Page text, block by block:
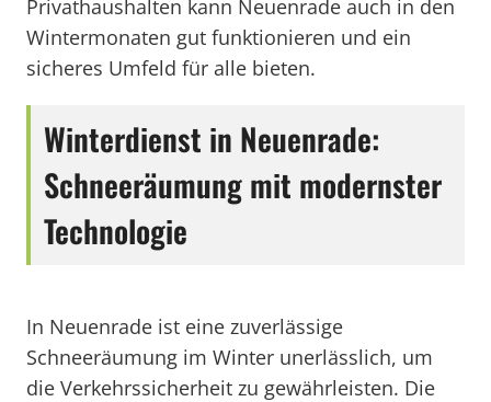
Privathaushalten kann Neuenrade auch in den
Wintermonaten gut funktionieren und ein
sicheres Umfeld für alle bieten.
Winterdienst in Neuenrade:
Schneeräumung mit modernster
Technologie
In Neuenrade ist eine zuverlässige
Schneeräumung im Winter unerlässlich, um
die Verkehrssicherheit zu gewährleisten. Die